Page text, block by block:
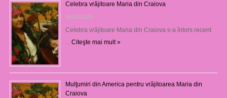
Celebra vrăjitoare Maria din Craiova
06/08/2026
Celebra vrăjitoare Maria din Craiova s-a întors recent
…Citeşte mai mult »
Mulţumiri din America pentru vrăjitoarea Maria din
Craiova